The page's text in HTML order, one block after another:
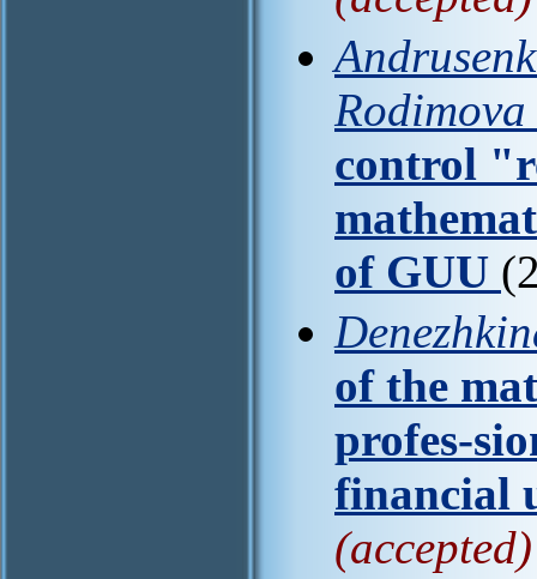
control
of GUU
of the
profes-
financial
(accepted)